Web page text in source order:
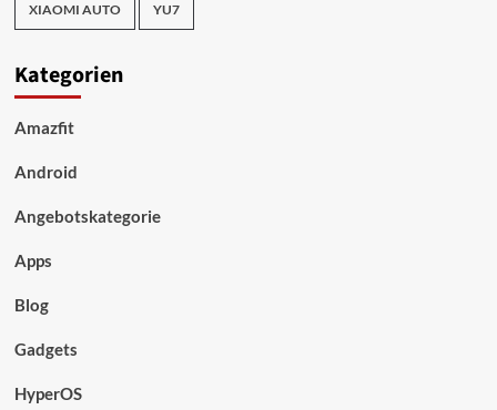
XIAOMI AUTO YU7
Kategorien
Amazfit
Android
Angebotskategorie
Apps
Blog
Gadgets
HyperOS